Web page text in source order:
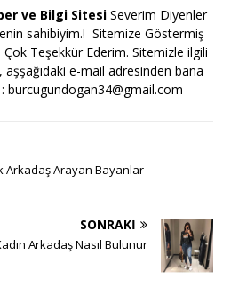
ve Bilgi SitesiSeverim Diyenler
sahibiyim.! Sitemize Göstermiş
Teşekkür Ederim. Sitemizle ilgili
e-mail adresinden bana
burcugundogan34@gmail.com
Arkadaş Arayan Bayanlar
SONRAKI
Arkadaş Nasıl Bulunur